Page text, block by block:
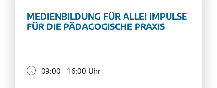
MEDIENBILDUNG FÜR ALLE! IMPULSE
FÜR DIE PÄDAGOGISCHE PRAXIS
09:00 - 16:00 Uhr